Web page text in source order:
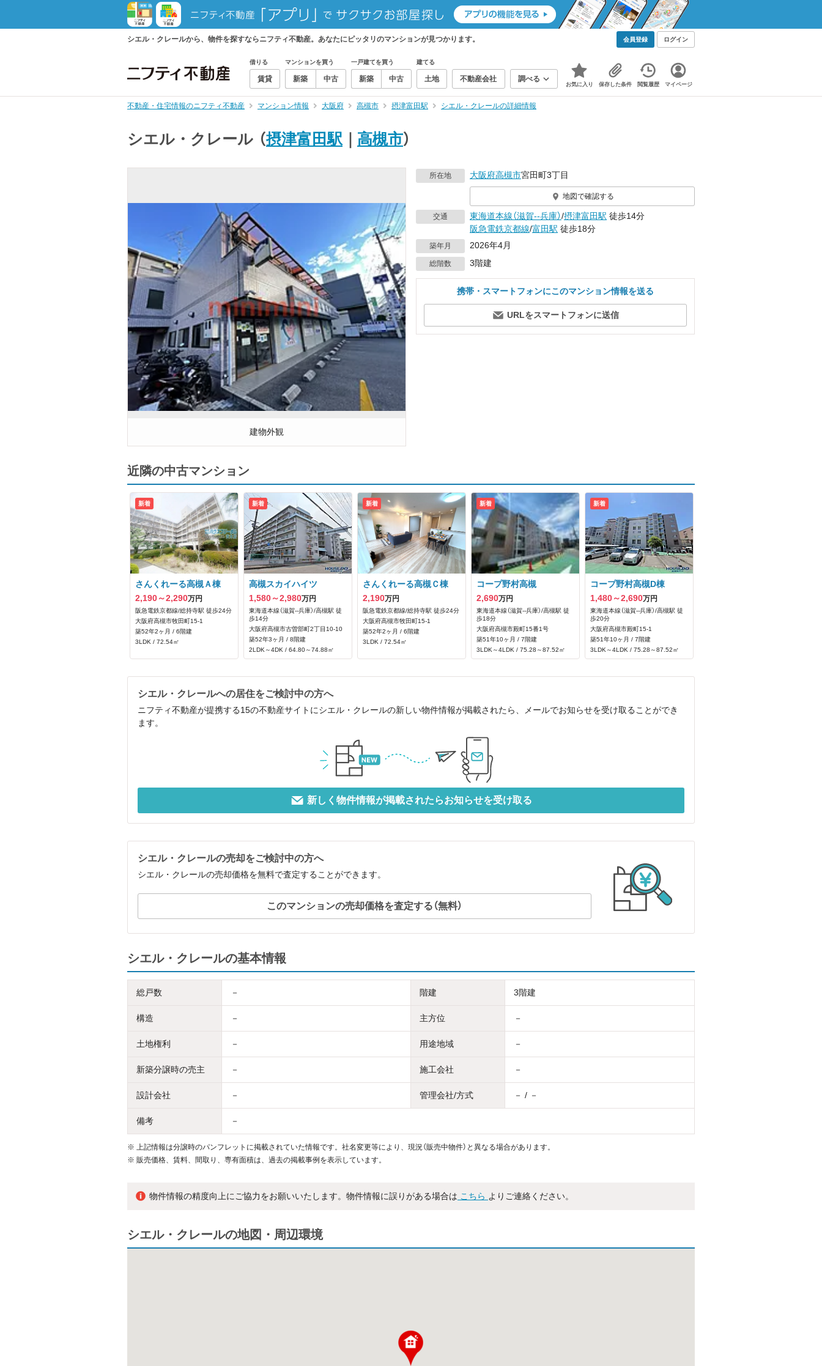
シエル・クレールから、物件を探すならニフティ不動産。あなたにピッタリのマンションが見つかります。 会員登録 ログイン
借りる
賃貸
マンションを買う
新築 中古
一戸建てを買う
新築 中古
建てる
土地 不動産会社 調べる
お気に入り 保存した条件 閲覧履歴 マイページ
不動産・住宅情報のニフティ不動産 マンション情報 大阪府 高槻市 摂津富田駅 シエル・クレールの詳細情報
シエル・クレール （摂津富田駅 高槻市）
建物外観
所在地 大阪府高槻市宮田町3丁目
地図で確認する
交通 東海道本線（滋賀--兵庫）/摂津富田駅 徒歩14分
阪急電鉄京都線/富田駅 徒歩18分
築年月 2026年4月
総階数 3階建
携帯・スマートフォンにこのマンション情報を送る
URLをスマートフォンに送信
近隣の中古マンション
新着
さんくれーる高槻Ａ棟
2,190～2,290万円
阪急電鉄京都線/総持寺駅 徒歩24分
大阪府高槻市牧田町15-1
築52年2ヶ月 / 6階建
3LDK / 72.54㎡
新着
高槻スカイハイツ
1,580～2,980万円
東海道本線（滋賀--兵庫）/高槻駅 徒
歩14分
大阪府高槻市古曽部町2丁目10-10
築52年3ヶ月 / 8階建
2LDK～4DK / 64.80～74.88㎡
新着
さんくれーる高槻Ｃ棟
2,190万円
阪急電鉄京都線/総持寺駅 徒歩24分
大阪府高槻市牧田町15-1
築52年2ヶ月 / 6階建
3LDK / 72.54㎡
新着
コープ野村高槻
2,690万円
東海道本線（滋賀--兵庫）/高槻駅 徒
歩18分
大阪府高槻市殿町15番1号
築51年10ヶ月 / 7階建
3LDK～4LDK / 75.28～87.52㎡
新着
コープ野村高槻D棟
1,480～2,690万円
東海道本線（滋賀--兵庫）/高槻駅 徒
歩20分
大阪府高槻市殿町15-1
築51年10ヶ月 / 7階建
3LDK～4LDK / 75.28～87.52㎡
シエル・クレールへの居住をご検討中の方へ
ニフティ不動産が提携する15の不動産サイトにシエル・クレールの新しい物件情報が掲載されたら、メールでお知らせを受け取ることができ
ます。
新しく物件情報が掲載されたらお知らせを受け取る
シエル・クレールの売却をご検討中の方へ
シエル・クレールの売却価格を無料で査定することができます。
このマンションの売却価格を査定する（無料）
シエル・クレールの基本情報
総戸数 － 階建 3階建
構造 － 主方位 －
土地権利 － 用途地域 －
新築分譲時の売主 － 施工会社 －
設計会社 － 管理会社/方式 － / －
備考 －
※
上記情報は分譲時のパンフレットに掲載されていた情報です。社名変更等により、現況（販売中物件）と異なる場合があります。
※ 販売価格、賃料、間取り、専有面積は、過去の掲載事例を表示しています。
物件情報の精度向上にご協力をお願いいたします。物件情報に誤りがある場合は こちら よりご連絡ください。
シエル・クレールの地図・周辺環境